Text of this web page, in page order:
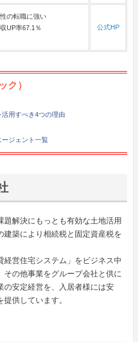
の転職に強い
UP率67.1％
公式HP
ク）
用すべき4つの理由
ジェント一覧
解決にもっとも有効な土地活用
築により相続税と固定資産税を
経営住宅システム」をビジネス中
の他事業をグループ会社と供に
の安定経営を、入居者様には安
供しています。